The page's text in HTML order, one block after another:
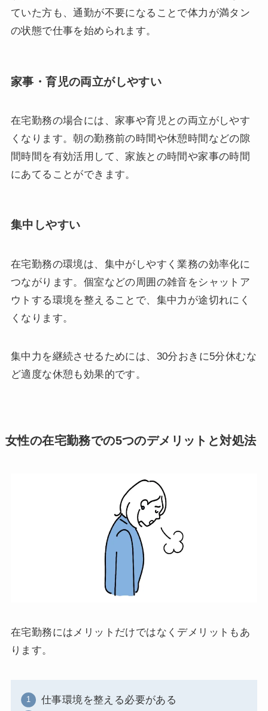
ていた方も、通勤が不要になることで体力が満タン
の状態で仕事を始められます。
家事・育児の両立がしやすい
在宅勤務の場合には、家事や育児との両立がしやす
くなります。朝の勤務前の時間や休憩時間などの隙
間時間を有効活用して、家族との時間や家事の時間
にあてることができます。
集中しやすい
在宅勤務の環境は、集中がしやすく業務の効率化に
つながります。個室などの周囲の雑音をシャットア
ウトする環境を整えることで、集中力が途切れにく
くなります。
集中力を継続させるためには、30分おきに5分休むな
ど適度な休憩も効果的です。
女性の在宅勤務での5つのデメリットと対処法
在宅勤務にはメリットだけではなくデメリットもあ
ります。
仕事環境を整える必要がある